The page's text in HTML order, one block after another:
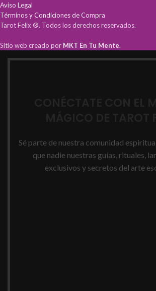
Aviso Legal
Términos y Condiciones de Compra
Tarot Felix ®. Todos los derechos reservados.
Sitio web creado por MKT En Tu Mente.
Sé parte de nuestra comunidad
que nadie nuestras guías, rituales,
exclusivos y secretos del arte